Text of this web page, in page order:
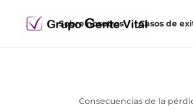
Sobre nosotros Casos de
Consecuencias de la